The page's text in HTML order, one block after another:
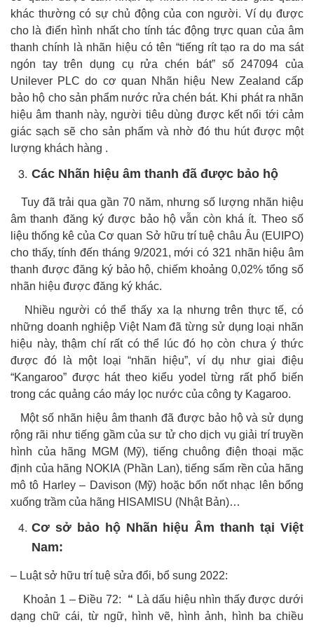
khác thường có sự chủ động của con người. Ví dụ được
cho là điển hình nhất cho tính tác động trực quan của âm
thanh chính là nhãn hiệu có tên “tiếng rít tạo ra do ma sát
ngón tay trên dụng cụ rửa chén bát” số 247094 của
Unilever PLC do cơ quan Nhãn hiệu New Zealand cấp
bảo hộ cho sản phẩm nước rửa chén bát. Khi phát ra nhãn
hiệu âm thanh này, người tiêu dùng được kết nối tới cảm
giác sạch sẽ cho sản phẩm và nhờ đó thu hút được một
lượng khách hàng .
Các Nhãn hiệu âm thanh đã được bảo hộ
Tuy đã trải qua gần 70 năm, nhưng số lượng nhãn hiệu
âm thanh đăng ký được bảo hộ vẫn còn khá ít. Theo số
liệu thống kê của Cơ quan Sở hữu trí tuệ châu Âu (EUIPO)
cho thấy, tính đến tháng 9/2021, mới có 321 nhãn hiệu âm
thanh được đăng ký bảo hộ, chiếm khoảng 0,02% tổng số
nhãn hiệu được đăng ký khác.
Nhiều người có thể thấy xa lạ nhưng trên thực tế, có
những doanh nghiệp Việt Nam đã từng sử dụng loại nhãn
hiệu này, thậm chí rất có thể lúc đó họ còn chưa ý thức
được đó là một loại “nhãn hiệu”, ví dụ như giai điệu
“Kangaroo” được hát theo kiểu yodel từng rất phổ biến
trong các quảng cáo máy lọc nước của công ty Kagaroo.
Một số nhãn hiệu âm thanh đã được bảo hộ và sử dụng
rộng rãi như tiếng gầm của sư tử cho dịch vụ giải trí truyền
hình của hãng MGM (Mỹ), tiếng chuông điện thoại mặc
định của hãng NOKIA (Phần Lan), tiếng sấm rền của hãng
mô tô Harley – Davison (Mỹ) hoặc bốn nốt nhạc lên bổng
xuống trầm của hãng HISAMISU (Nhật Bản)…
Cơ sở bảo hộ Nhãn hiệu Âm thanh tại Việt
Nam:
– Luật sở hữu trí tuệ sửa đổi, bổ sung 2022:
Khoản 1 – Điều 72:
“ Là dấu hiệu nhìn thấy được dưới
dạng chữ cái, từ ngữ, hình vẽ, hình ảnh, hình ba chiều